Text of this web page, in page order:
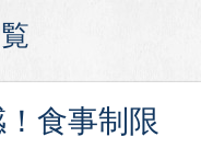
食事制限